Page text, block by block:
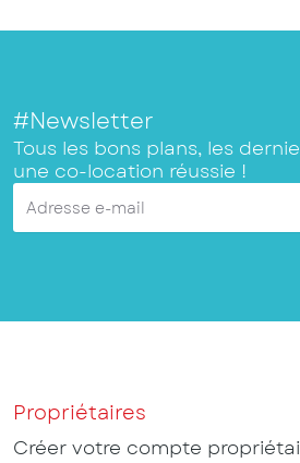
#Newsletter
Tous les bons plans, les
une co-location réussie !
Adresse e-mail
Propriétaires
Créer votre compte